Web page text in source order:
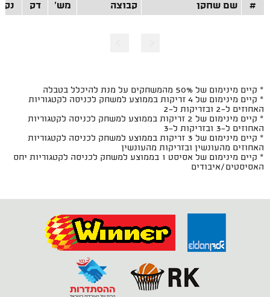
# שם שחקן קבוצה מש' דק נק
* קיים מינימום של 50% מהמשחקים על מנת להיכלל בטבלה
* קיים מינימום של 4 זריקות בממוצע למשחק לכניסה לקטגוריות
האחוזים ל-2 ובזריקות ל-2
* קיים מינימום של 2 זריקות בממוצע למשחק לכניסה לקטגוריות
האחוזים ל-3 ובזריקות ל-3
* קיים מינימום של 3 זריקות בממוצע למשחק לכניסה לקטגוריות
האחוזים מהעונשין ובזריקות מהעונשין
* קיים מינימום של אסיסט 1 בממוצע למשחק לכניסה לקטגוריות יחס
האסיסטים/איבודים